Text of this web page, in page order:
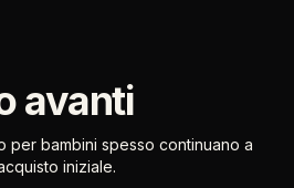
avanti
per bambini spesso continuano a
iniziale.